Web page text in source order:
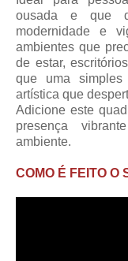
ousada e que
modernidade e
ambientes que
de estar,
que uma
artística que
Adicione este
presença
ambiente.
COMO É FEITO O